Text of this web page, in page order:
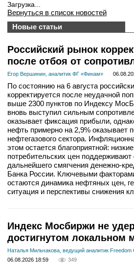
Вход
Загрузка...
Вернуться в список новостей
Новые статьи
Российский рынок
после отбоя от
Егор Вершинин, аналитик ФГ «Финам»
По состоянию на 6 августа
корректируется после неудачной
выше 2300 пунктов по Индексу
вновь выступил сильным
оказывает фиксация прибыли,
нефть примерно на 2,9% оказывает
нефтегазового сектора.
этом остается благоприятной:
потребительских цен поддерживают
дальнейшего смягчения денежно-
Банка России. Ключевыми
остаются динамика нефтяных цен,
ситуация и перспективы снижения
Индекс Мосбиржи не
достигнутом локальном
Наталья Мильчакова, ведущий аналитик Freedom
06.08.2026 18:59
349